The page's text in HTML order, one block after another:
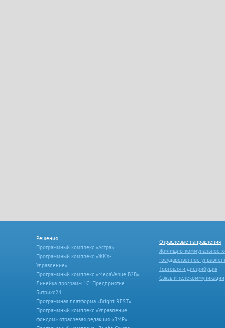
Решения
Программный комплекс «Астра»
Программный комплекс «ЖКХ-
Управление»
Программный комплекс «MegaVenue B2B»
Линейка программ 1С: Предприятие
Битрикс24
Программная платформа «Bright REST»
Программный комплекс «Управление
фондом» отраслевая редакция «ВМР»
Отраслевые направления
Жилищно-коммунальное
Государственное
Торговля и дистрибуция
Связь и телекоммуникации